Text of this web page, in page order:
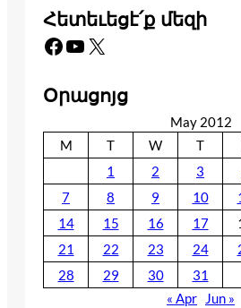
Հետեւեցէ՛ք մեզի
Facebook YouTube X
Օրացոյց
May 2012
M
T W T
1
2 3
7
8 9 10
14
15 16 17
21
22 23 24
28
29 30
31
« Apr
Jun »